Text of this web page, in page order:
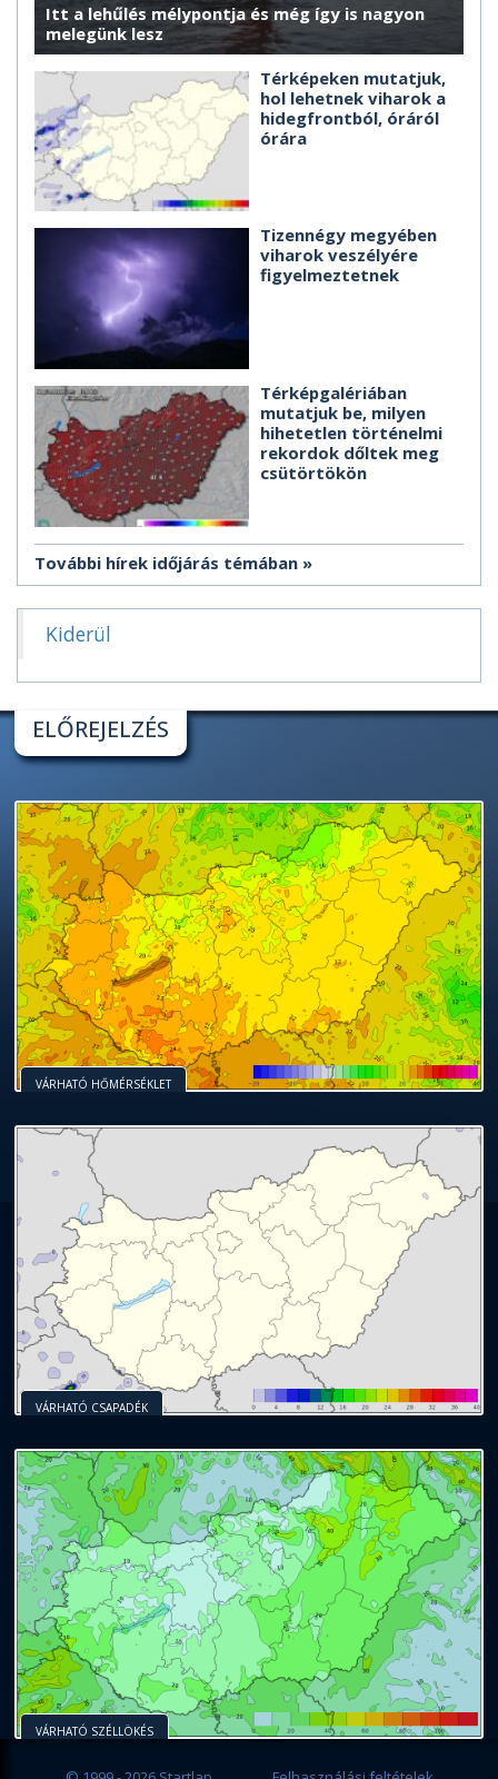
Itt a lehűlés mélypontja és még így is nagyon
melegünk lesz
Térképeken mutatjuk,
hol lehetnek viharok a
hidegfrontból, óráról
órára
Tizennégy megyében
viharok veszélyére
figyelmeztetnek
Térképgalériában
mutatjuk be, milyen
hihetetlen történelmi
rekordok dőltek meg
csütörtökön
További hírek időjárás témában
Kiderül
ELŐREJELZÉS
VÁRHATÓ HŐMÉRSÉKLET
VÁRHATÓ CSAPADÉK
VÁRHATÓ SZÉLLÖKÉS